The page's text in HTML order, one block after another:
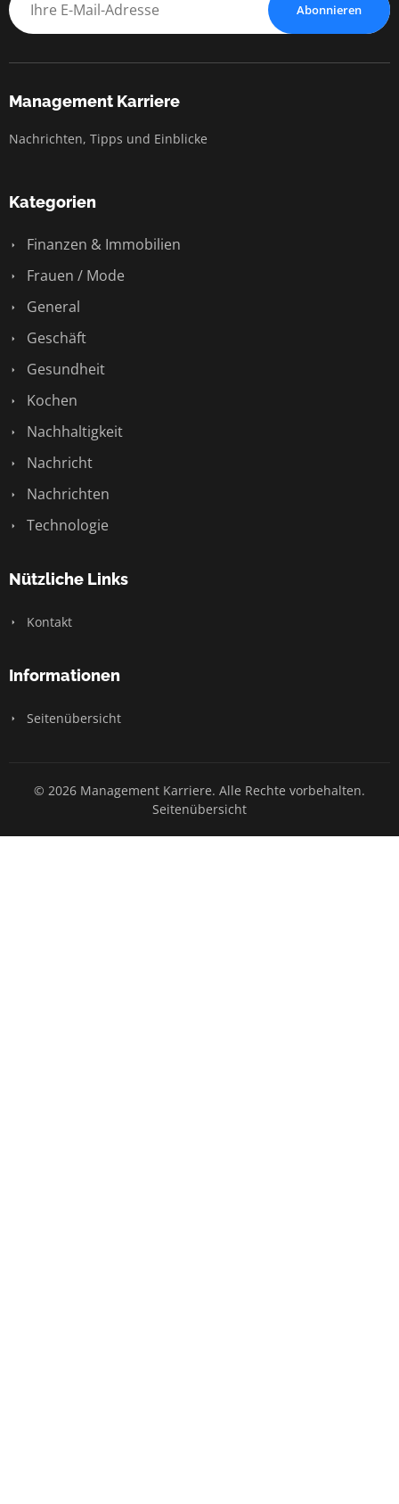
Abonnieren
Management Karriere
Nachrichten, Tipps und Einblicke
Kategorien
Finanzen & Immobilien
Frauen / Mode
General
Geschäft
Gesundheit
Kochen
Nachhaltigkeit
Nachricht
Nachrichten
Technologie
Nützliche Links
Kontakt
Informationen
Seitenübersicht
© 2026 Management Karriere. Alle Rechte vorbehalten.
Seitenübersicht